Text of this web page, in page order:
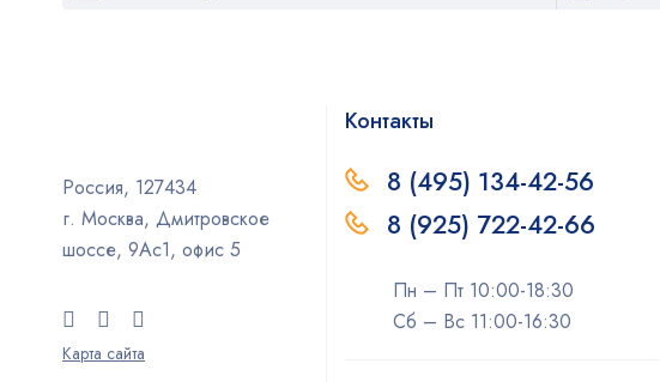
Россия, 127434
г. Москва, Дмитровское
шоссе, 9Ас1, офис 5
Карта сайта
Контакты
8 (495) 134-42-56
8 (925) 722-42-66
Пн – Пт 10:00-18:30
Сб – Вс 11:00-16:30